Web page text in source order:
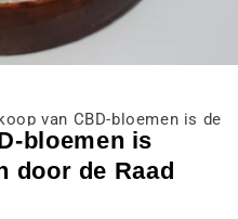
van CBD-bloemen is
bloemen is
door de Raad